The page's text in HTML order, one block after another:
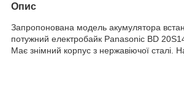
Опис
Запропонована модель акумулятора
потужний електробайк Panasonic BD
Має знімний корпус з нержавіючої сталі.